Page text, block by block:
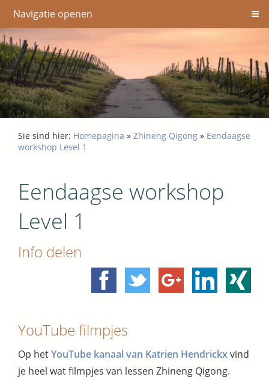
Navigatie openen
Sie sind hier: Homepagina » Zhineng Qigong » Eendaagse
workshop Level 1
Eendaagse workshop
Level 1
Info delen
YouTube filmpjes
Op hetYouTube kanaal van Katrien Hendrickxvind
je heel wat filmpjes van lessen Zhineng Qigong.